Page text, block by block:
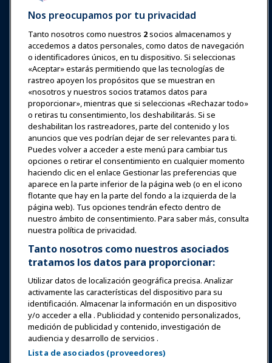
Iniciar sesión Únete ahora
Premios Carreras
Contacto
Expos y Eventos
Noticias y Funworld
Educación
Seguridad y protección
Defensa
Investigación y Reportes
Acerca de IAAPA
Socios
Copyright © 2026 Asociación Internacional de Parques de
Nos preocupamos por tu privacidad
Tanto nosotros como nuestros 2socios almacenamos y
accedemos a datos personales, como datos de navegación
o identificadores únicos, en tu dispositivo. Si seleccionas
«Aceptar» estarás permitiendo que las tecnologías de
rastreo apoyen los propósitos que se muestran en
«nosotros y nuestros socios tratamos datos para
proporcionar», mientras que si seleccionas «Rechazar todo»
o retiras tu consentimiento, los deshabilitarás. Si se
deshabilitan los rastreadores, parte del contenido y los
anuncios que ves podrían dejar de ser relevantes para ti.
Puedes volver a acceder a este menú para cambiar tus
opciones o retirar el consentimiento en cualquier momento
haciendo clic en el enlace Gestionar las preferencias que
aparece en la parte inferior de la página web (o en el icono
flotante que hay en la parte del fondo a la izquierda de la
página web). Tus opciones tendrán efecto dentro de
nuestro ámbito de consentimiento. Para saber más, consulta
nuestra política de privacidad.
Tanto nosotros como nuestros asociados
tratamos los datos para proporcionar:
Utilizar datos de localización geográfica precisa. Analizar
activamente las características del dispositivo para su
identificación. Almacenar la información en un dispositivo
y/o acceder a ella . Publicidad y contenido personalizados,
medición de publicidad y contenido, investigación de
audiencia y desarrollo de servicios .
Lista de asociados (proveedores)